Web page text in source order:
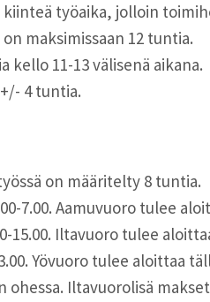
kiinteä työaika, jolloin
maksimissaan 12 tuntia.
kello 11-13 välisenä aikana.
4 tuntia.
on määritelty 8 tuntia.
7.00. Aamuvuoro tulee
15.00. Iltavuoro tulee
Yövuoro tulee aloittaa
ohessa. Iltavuorolisä